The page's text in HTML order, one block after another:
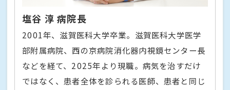
塩谷 淳 病院長
2001年、滋賀医科大学卒業。滋賀医科大学医学
部附属病院、西の京病院消化器内視鏡センター長
などを経て、2025年より現職。病気を治すだけ
ではなく、患者全体を診られる医師、患者と同じ